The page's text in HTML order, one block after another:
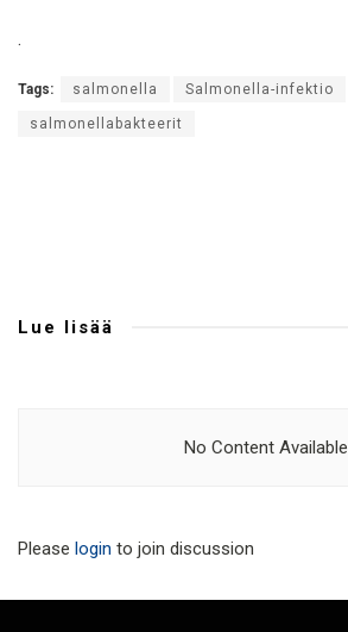
.
Tags: salmonella Salmonella-infektio
salmonellabakteerit
Lue lisää
No Content Available
Please login to join discussion